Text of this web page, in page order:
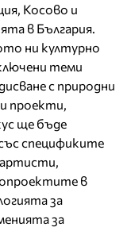
Косово и
в България.
ни културно
теми
с природни
проекти,
ще бъде
спецификите
в
за
за